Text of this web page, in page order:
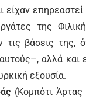
είχαν
της
βάσεις της,
αλλά και
εξουσία.
(Κομπότι Άρτας